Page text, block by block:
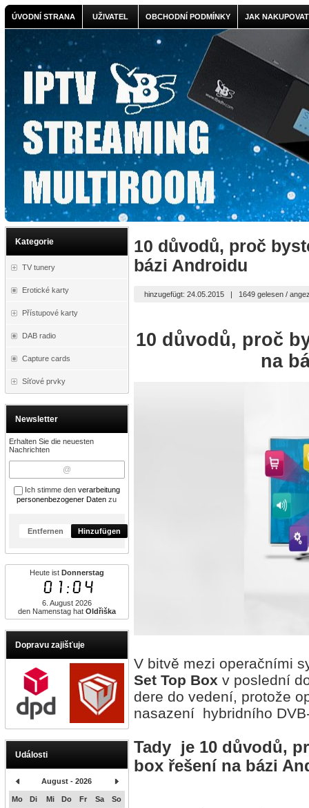
ÚVODNÍ STRANA UŽIVATEL OBCHODNÍ PODMÍNKY JAK NAKUPOVAT
Kategorie
TV tunery
Erotické karty
Přístupové karty
DAB radio
Capture cards
Síťové prvky
Newsletter
Erhalten Sie die neuesten
Nachrichten
Ich stimme den verarbeitung
personenbezogener Daten zu
Entfernen Hinzufügen
Heute ist Donnerstag
01:04
6. August 2026
den Namenstag hat Oldřiška
Dopravu zajišťuje
Události
August - 2026
Mo Di Mi Do Fr Sa So
10 důvodů, proč
bázi Androidu
hinzugefügt: 24.05.2015 | 1649 gelesen /
10 důvodů, proč
na
V bitvě mezi operačními
Set Top Box v poslední
dere do vedení, protože
nasazení hybridního
Tady je 10 důvodů,
box řešení na bázi